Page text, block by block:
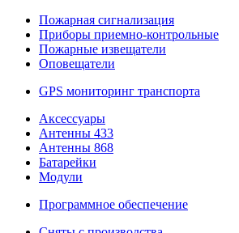
Пожарная сигнализация
Приборы приемно-контрольные
Пожарные извещатели
Оповещатели
GPS мониторинг транспорта
Аксессуары
Антенны 433
Антенны 868
Батарейки
Модули
Программное обеспечение